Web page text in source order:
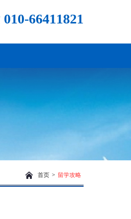
010-66411821
首页 > 留学攻略